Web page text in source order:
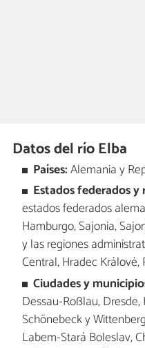
Datos del río Elba
Países:Alemania y
Estados federados
estados federados
Hamburgo, Sajonia,
y las regiones
Central, Hradec
Ciudades y
Dessau-Roßlau,
Schönebeck y
Labem-Stará Boleslav,